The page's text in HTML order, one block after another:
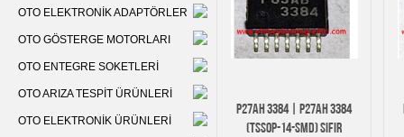
OTO ELEKTRONİK ADAPTÖRLER
OTO GÖSTERGE MOTORLARI
OTO ENTEGRE SOKETLERİ
OTO ARIZA TESPİT ÜRÜNLERİ
OTO ELEKTRONİK ÜRÜNLERİ
P27AH 3384 | P27AH 3384
(TSSOP-14-SMD) SIFIR